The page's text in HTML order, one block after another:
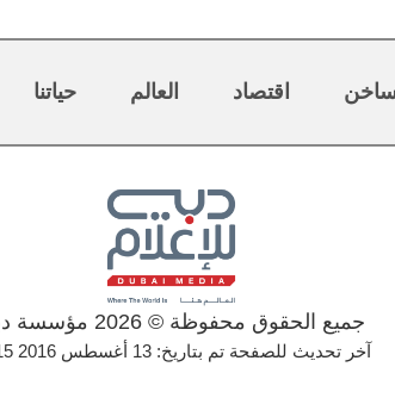
اقتصاد العالم حياتنا
جميع الحقوق محفوظة © 2026 مؤسسة دبي
آخر تحديث للصفحة تم بتاريخ: 13 أغسطس 2016 22:15